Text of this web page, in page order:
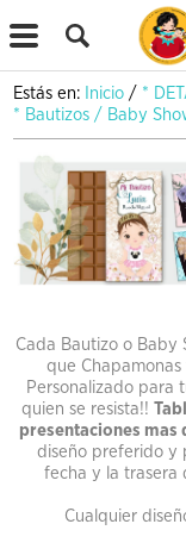
Estás en: Inicio / *
* Bautizos / Baby
Cada Bautizo o Baby
que
Personalizado para
quien se resista!!
presentaciones mas
diseño preferido y
fecha y la trasera
Cualquier